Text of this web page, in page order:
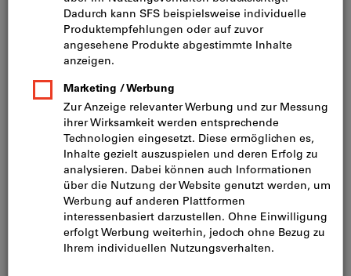
In den Warenkorb
Sofort lieferbar
Artikel merken Artikel teilen
Produktdetails